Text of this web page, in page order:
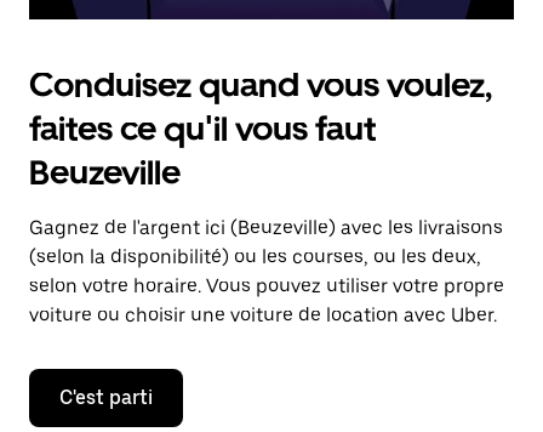
Conduisez quand vous voulez,
faites ce qu'il vous faut
Beuzeville
Gagnez de l'argent ici (Beuzeville) avec les livraisons
(selon la disponibilité) ou les courses, ou les deux,
selon votre horaire. Vous pouvez utiliser votre propre
voiture ou choisir une voiture de location avec Uber.
C'est parti